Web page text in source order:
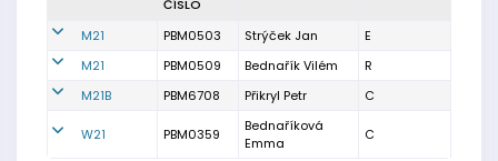
ČÍSLO
M21 PBM0503 Strýček Jan
E
M21
PBM0509 Bednařík Vilém
R
M21B
PBM6708 Přikryl Petr C
W21 PBM0359
Bednaříková
Emma
C